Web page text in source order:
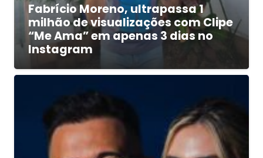
Fabrício Moreno, ultrapassa 1
milhão de visualizações com Clipe
“Me Ama” em apenas 3 dias no
Instagram